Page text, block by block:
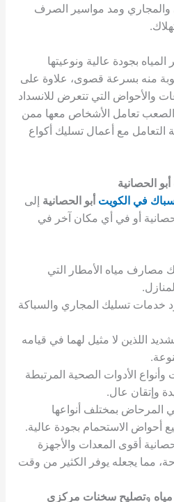
ومد مواسير الصرف
بجودة عالية ونوعيتها
منه بسرعة قصوى، علاوة على
والأحواض التي تتعرض للانسداد
تعامل الأشخاص معها ممن
التعامل مع أعمال تسليك أكواع
الحصانية
في الكويت أبو الحصانية إلى
أو في أي مكان آخر في
مصارف مياه الأمطار التي
خدمات تسليك المجاري والسباكة
اللذين لا مثيل لهما في قيامه
الأدوات الصحية المرتبطة
وإتقان عال.
المرحاض بمختلف أنواعها
أحواض الاستحمام بجودة عالية.
أقوى المعدات والأجهزة
مما يجعله يوفر الكثير من وقت
وتصليح سخنات مركزي